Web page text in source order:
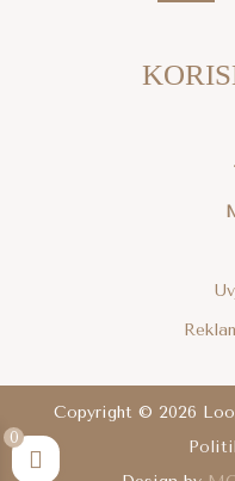
Copyright © 2026
0